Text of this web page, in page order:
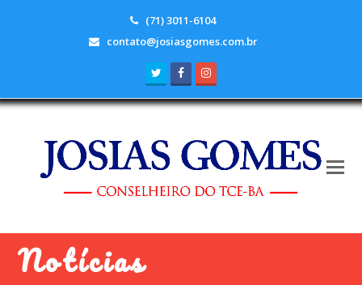
(71) 3011-6104
contato@josiasgomes.com.br
TwitterFacebook
Notícias